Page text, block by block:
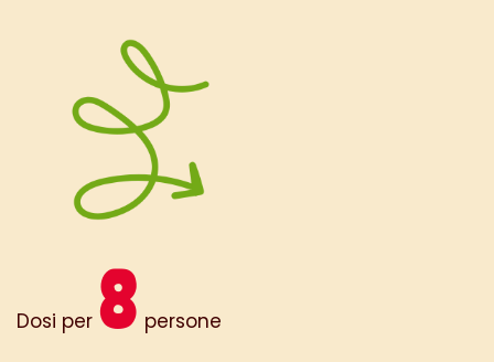
Dosi per 8 persone